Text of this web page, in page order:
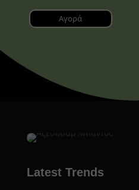
Αγορά
Latest Trends